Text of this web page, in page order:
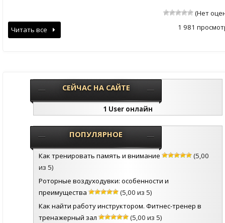
(Нет
1 981
Читать все
СЕЙЧАС НА САЙТЕ
1 User онлайн
ПОПУЛЯРНОЕ
Как тренировать память и внимание
(5,00
из 5)
Роторные воздуходувки: особенности и
преимущества
(5,00 из 5)
Как найти работу инструктором. Фитнес-тренер в
тренажерный зал
(5,00 из 5)